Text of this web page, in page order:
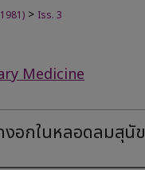
> Iss. 3
Medicine
งอกในหลอดลมสุนัข